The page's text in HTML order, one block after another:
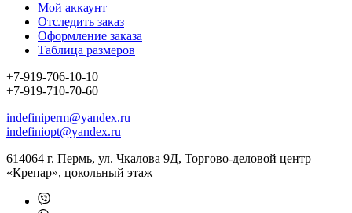
Мой аккаунт
Отследить заказ
Оформление заказа
Таблица размеров
+7-919-706-10-10
+7-919-710-70-60
indefiniperm@yandex.ru
indefiniopt@yandex.ru
614064 г. Пермь, ул. Чкалова 9Д, Торгово-деловой центр
«Крепар», цокольный этаж